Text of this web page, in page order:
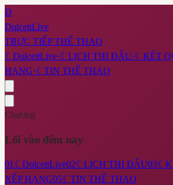
D
DolcettLive
TRỰC TIẾP THỂ THAO
☾ DolcettLive·☾ LỊCH THI ĐẤU·☾ KẾT
HẠNG·☾ TIN THỂ THAO
Chương
Lối vào đêm nay
01☾ DolcettLive02☾ LỊCH THI ĐẤU03☾
XẾP HẠNG05☾ TIN THỂ THAO